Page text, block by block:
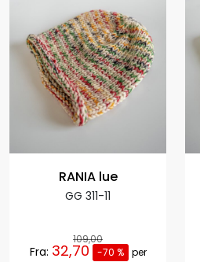
RANIA lue
GG 311-11
109,00
Fra: 32,70 -70 %
per